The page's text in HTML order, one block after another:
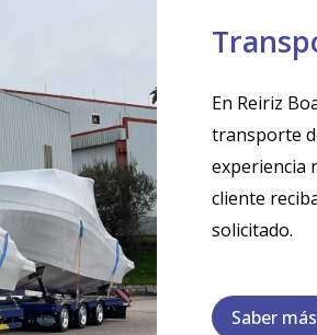
En Reiriz
transporte
experiencia
cliente
solicitado.
Saber más